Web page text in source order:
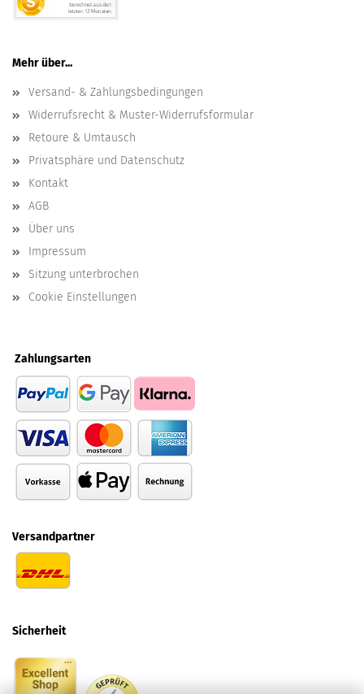
Mehr über...
Versand- & Zahlungsbedingungen
Widerrufsrecht & Muster-Widerrufsformular
Retoure & Umtausch
Privatsphäre und Datenschutz
Kontakt
AGB
Über uns
Impressum
Sitzung unterbrochen
Cookie Einstellungen
Zahlungsarten
Versandpartner
Sicherheit